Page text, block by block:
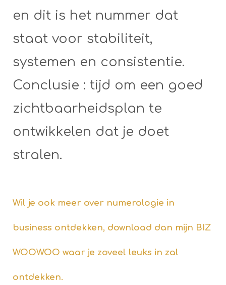
en dit is het nummer dat
staat voor stabiliteit,
systemen en consistentie.
Conclusie : tijd om een goed
zichtbaarheidsplan te
ontwikkelen dat je doet
stralen.
Wil je ook meer over numerologie in
business ontdekken, download dan mijn BIZ
WOOWOO waar je zoveel leuks in zal
ontdekken.